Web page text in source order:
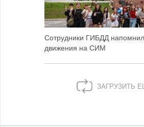
Сотрудники ГИБДД
движения на СИМ
ЗАГРУЗИТЬ